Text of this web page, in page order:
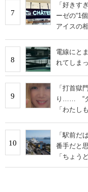
7
「好きす
ーゼの“1
アイスの
8
電線にと
れてしま
9
「打首獄
り…… “ダ
「わたし
10
「駅前だ
番手だと
「ちょう
にまとま